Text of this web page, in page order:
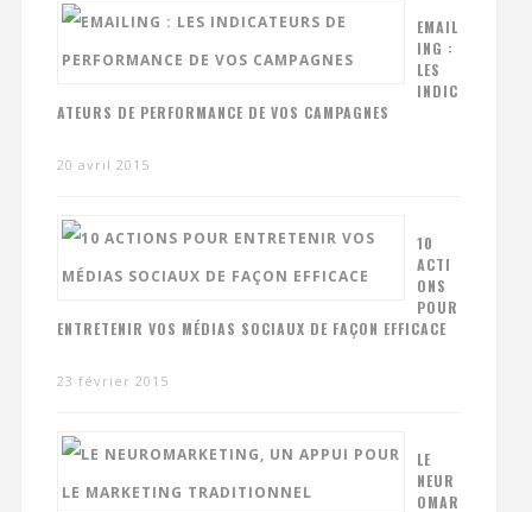
EMAIL
ING :
LES
INDIC
ATEURS DE PERFORMANCE DE VOS CAMPAGNES
20 avril 2015
10
ACTI
ONS
POUR
ENTRETENIR VOS MÉDIAS SOCIAUX DE FAÇON EFFICACE
23 février 2015
LE
NEUR
OMAR